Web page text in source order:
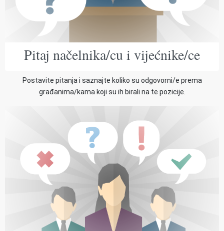
Pitaj načelnika/cu i vijećnike/ce
Postavite pitanja i saznajte koliko su odgovorni/e prema
građanima/kama koji su ih birali na te pozicije.